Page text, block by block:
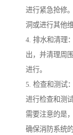
进行紧急抢修
洞或进行其他
4. 排水和清理
出，并清理周
进行。
5. 检查和测试
进行检查和测
需要注意的是
确保消防系统